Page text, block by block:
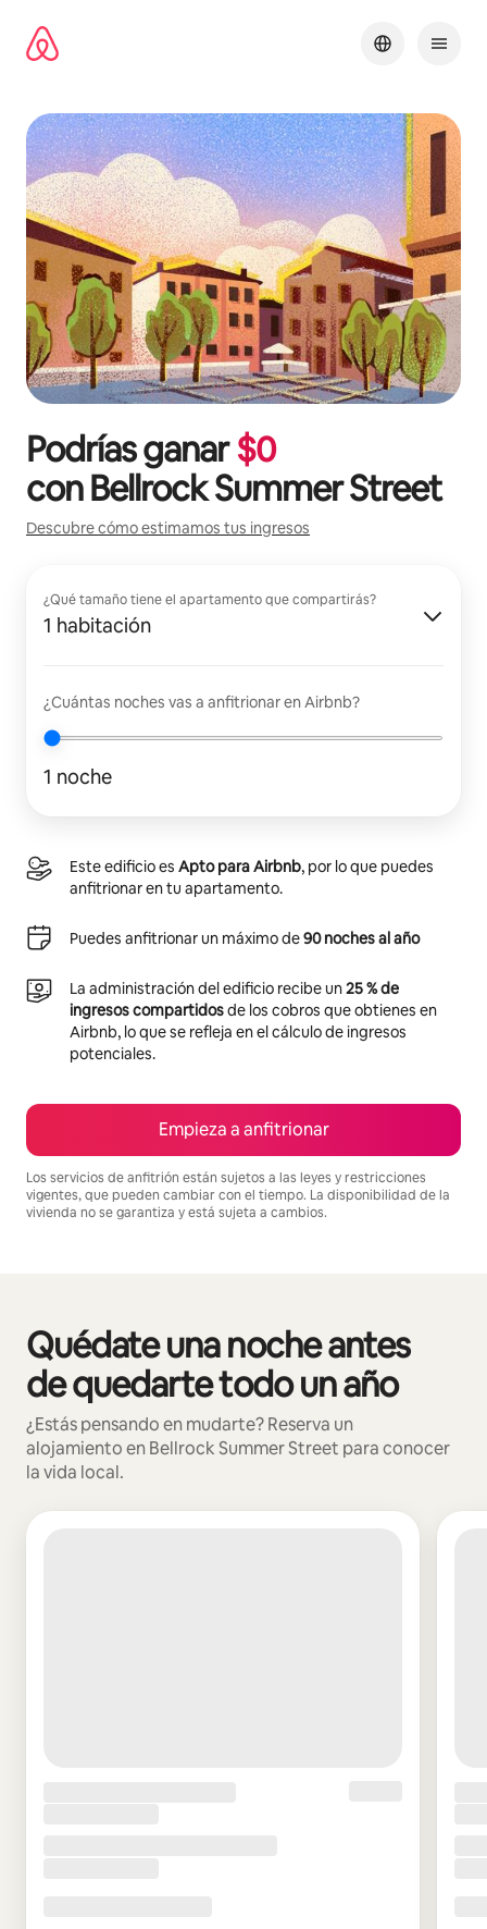
contenido
Podrías ganar$0
conBellrock Summer Street
Descubre cómo estimamos tus ingresos
¿Qué tamaño tiene el apartamento que compartirás?
1 habitación
¿Cuántas noches vas a anfitrionar en Airbnb?
1 noche
Este edificio es Apto para Airbnb, por lo que puedes
anfitrionar en tu apartamento.
Puedes anfitrionar un máximo de90 noches al año
La administración del edificio recibe un25 % de
ingresos compartidosde los cobros que obtienes en
Airbnb, lo que se refleja en el cálculo de ingresos
potenciales.
Empieza a anfitrionar
Los servicios de anfitrión están sujetos a las leyes y restricciones
vigentes, que pueden cambiar con el tiempo. La disponibilidad de la
vivienda no se garantiza y está sujeta a cambios.
Quédate una noche antes
de quedarte todo un año
¿Estás pensando en mudarte? Reserva un
alojamiento en Bellrock Summer Street para conocer
la vida local.
Se muestran0 de 0 elementos